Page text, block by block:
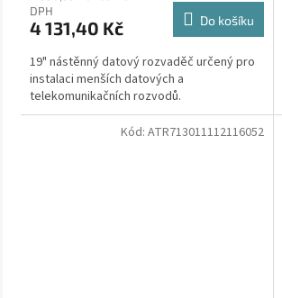
DPH
4 131,40 Kč Do košíku
19" nástěnný datový rozvaděč určený pro
instalaci menších datových a
telekomunikačních rozvodů.
Kód: ATR713011112116052